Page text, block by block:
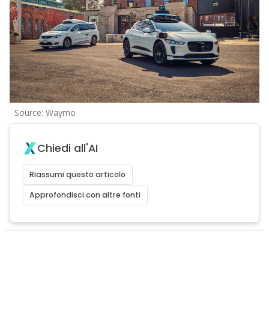
Source: Waymo
Chiedi all'AI
Riassumi questo articolo
Approfondisci con altre fonti